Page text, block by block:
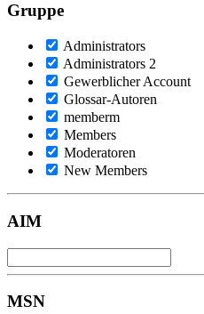
Gruppe
Administrators
Administrators 2
Gewerblicher Account
Glossar-Autoren
memberm
Members
Moderatoren
New Members
AIM
MSN